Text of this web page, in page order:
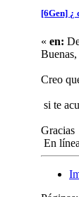
[6Gen] ¿
« en:
Buenas,
Creo
si te
Gracias
En línea